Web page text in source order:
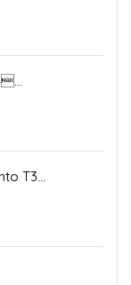
T3...